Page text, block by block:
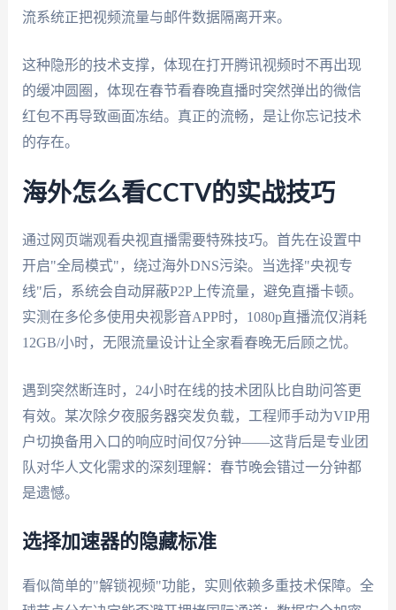
流系统正把视频流量与邮件数据隔离开来。
这种隐形的技术支撑，体现在打开腾讯视频时不再出现
的缓冲圆圈，体现在春节看春晚直播时突然弹出的微信
红包不再导致画面冻结。真正的流畅，是让你忘记技术
的存在。
海外怎么看CCTV的实战技巧
通过网页端观看央视直播需要特殊技巧。首先在设置中
开启"全局模式"，绕过海外DNS污染。当选择"央视专
线"后，系统会自动屏蔽P2P上传流量，避免直播卡顿。
实测在多伦多使用央视影音APP时，1080p直播流仅消耗
12GB/小时，无限流量设计让全家看春晚无后顾之忧。
遇到突然断连时，24小时在线的技术团队比自助问答更
有效。某次除夕夜服务器突发负载，工程师手动为VIP用
户切换备用入口的响应时间仅7分钟——这背后是专业团
队对华人文化需求的深刻理解：春节晚会错过一分钟都
是遗憾。
选择加速器的隐藏标准
看似简单的"解锁视频"功能，实则依赖多重技术保障。全